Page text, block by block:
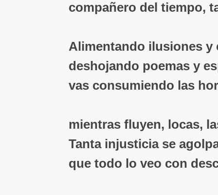
compañero del tiempo,
Alimentando ilusiones y
deshojando poemas y
vas consumiendo las
mientras fluyen, locas,
Tanta injusticia se
que todo lo veo con